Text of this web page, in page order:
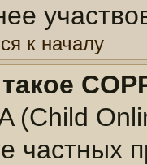
к началу
(Child
частных